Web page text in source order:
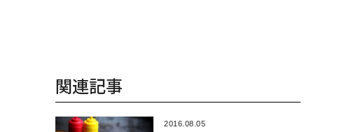
関連記事
2016.08.05